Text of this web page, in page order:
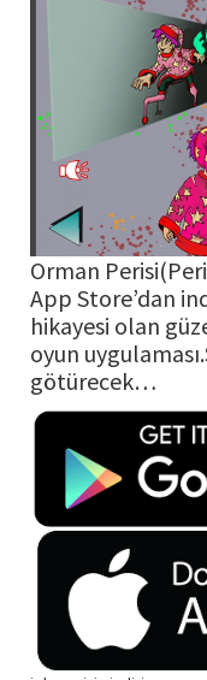
Orman
App Store’dan
hikayesi olan
oyun
götürecek…